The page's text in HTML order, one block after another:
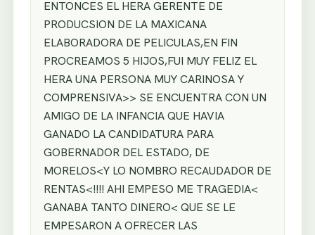
ENTONCES EL HERA GERENTE DE
PRODUCSION DE LA MAXICANA
ELABORADORA DE PELICULAS,EN FIN
PROCREAMOS 5 HIJOS,FUI MUY FELIZ EL
HERA UNA PERSONA MUY CARINOSA Y
COMPRENSIVA>> SE ENCUENTRA CON UN
AMIGO DE LA INFANCIA QUE HAVIA
GANADO LA CANDIDATURA PARA
GOBERNADOR DEL ESTADO, DE
MORELOS<Y LO NOMBRO RECAUDADOR DE
RENTAS<!!!! AHI EMPESO ME TRAGEDIA<
GANABA TANTO DINERO< QUE SE LE
EMPESARON A OFRECER LAS